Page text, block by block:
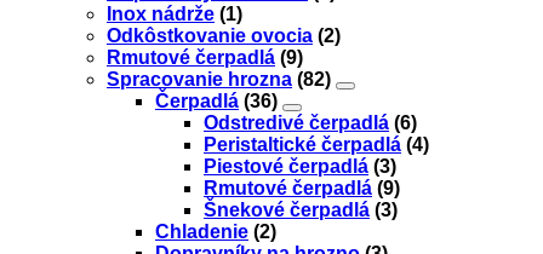
Inox nádrže (1)
Odkôstkovanie ovocia (2)
Rmutové čerpadlá (9)
Spracovanie hrozna (82)
Čerpadlá (36)
Odstredivé čerpadlá (6)
Peristaltické čerpadlá (4)
Piestové čerpadlá (3)
Rmutové čerpadlá (9)
Šnekové čerpadlá (3)
Chladenie (2)